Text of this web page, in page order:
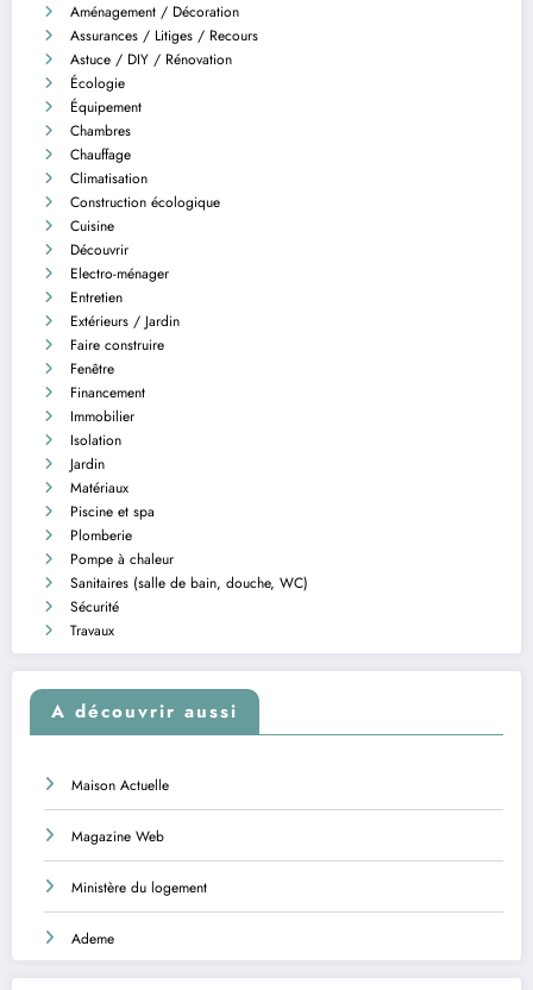
Aménagement / Décoration
Assurances / Litiges / Recours
Astuce / DIY / Rénovation
Écologie
Équipement
Chambres
Chauffage
Climatisation
Construction écologique
Cuisine
Découvrir
Electro-ménager
Entretien
Extérieurs / Jardin
Faire construire
Fenêtre
Financement
Immobilier
Isolation
Jardin
Matériaux
Piscine et spa
Plomberie
Pompe à chaleur
Sanitaires (salle de bain, douche, WC)
Sécurité
Travaux
A découvrir aussi
Maison Actuelle
Magazine Web
Ministère du logement
Ademe